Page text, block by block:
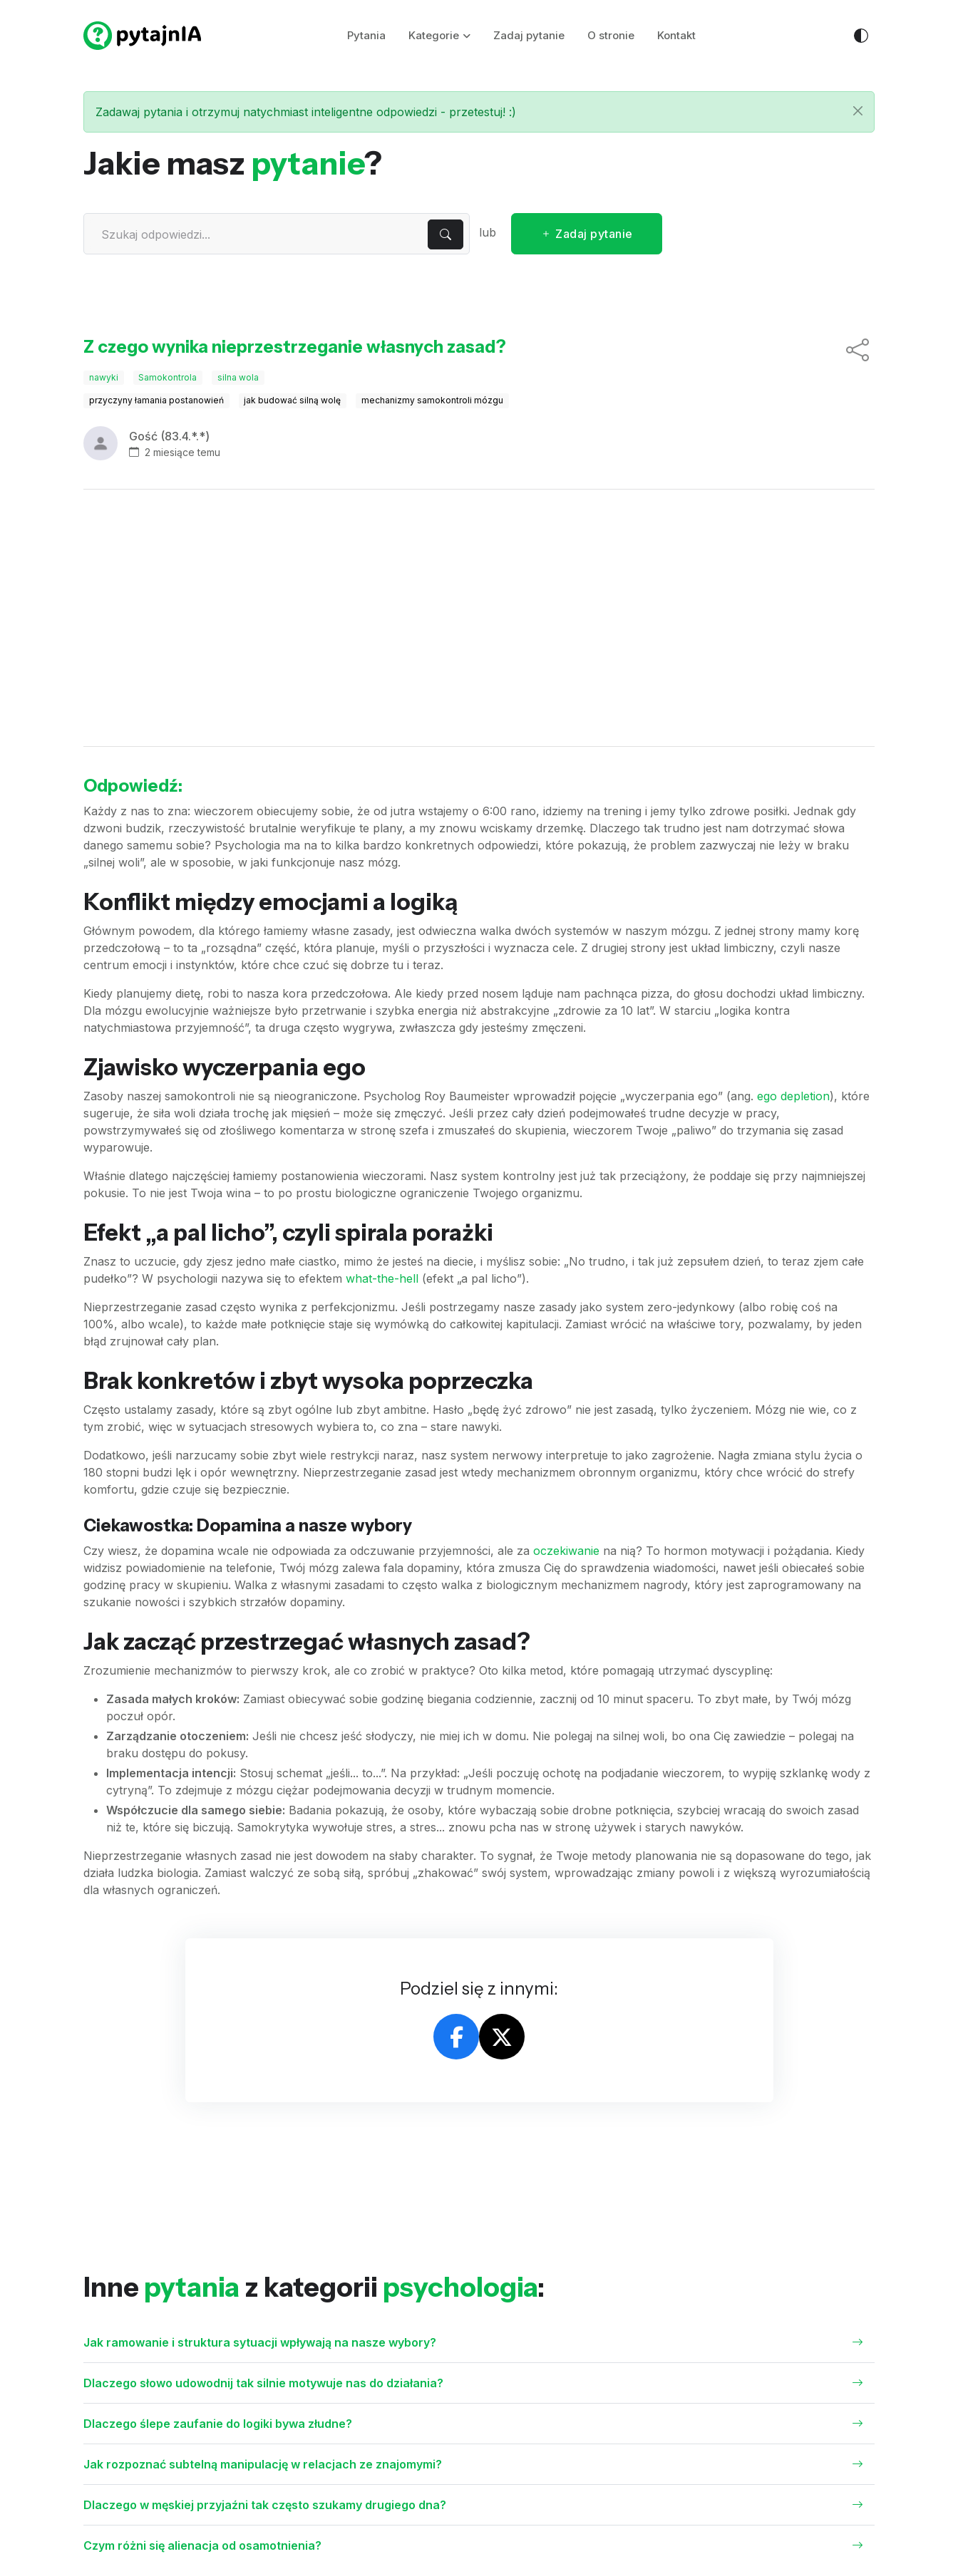
Pytania Kategorie Zadaj pytanie O stronie Kontakt
Zadawaj pytania i otrzymuj natychmiast inteligentne odpowiedzi - przetestuj! :)
Jakie masz pytanie?
lub Zadaj pytanie
Z czego wynika nieprzestrzeganie własnych zasad?
nawyki Samokontrola silna wola
przyczyny łamania postanowień jak budować silną wolę mechanizmy samokontroli mózgu
Gość (83.4.*.*)
2 miesiące temu
Odpowiedź:
Każdy z nas to zna: wieczorem obiecujemy sobie, że od jutra wstajemy o 6:00 rano, idziemy na trening i jemy tylko zdrowe posiłki. Jednak gdy
dzwoni budzik, rzeczywistość brutalnie weryfikuje te plany, a my znowu wciskamy drzemkę. Dlaczego tak trudno jest nam dotrzymać słowa
danego samemu sobie? Psychologia ma na to kilka bardzo konkretnych odpowiedzi, które pokazują, że problem zazwyczaj nie leży w braku
„silnej woli”, ale w sposobie, w jaki funkcjonuje nasz mózg.
Konflikt między emocjami a logiką
Głównym powodem, dla którego łamiemy własne zasady, jest odwieczna walka dwóch systemów w naszym mózgu. Z jednej strony mamy korę
przedczołową – to ta „rozsądna” część, która planuje, myśli o przyszłości i wyznacza cele. Z drugiej strony jest układ limbiczny, czyli nasze
centrum emocji i instynktów, które chce czuć się dobrze tu i teraz.
Kiedy planujemy dietę, robi to nasza kora przedczołowa. Ale kiedy przed nosem ląduje nam pachnąca pizza, do głosu dochodzi układ limbiczny.
Dla mózgu ewolucyjnie ważniejsze było przetrwanie i szybka energia niż abstrakcyjne „zdrowie za 10 lat”. W starciu „logika kontra
natychmiastowa przyjemność”, ta druga często wygrywa, zwłaszcza gdy jesteśmy zmęczeni.
Zjawisko wyczerpania ego
Zasoby naszej samokontroli nie są nieograniczone. Psycholog Roy Baumeister wprowadził pojęcie „wyczerpania ego” (ang. ego depletion), które
sugeruje, że siła woli działa trochę jak mięsień – może się zmęczyć. Jeśli przez cały dzień podejmowałeś trudne decyzje w pracy,
powstrzymywałeś się od złośliwego komentarza w stronę szefa i zmuszałeś do skupienia, wieczorem Twoje „paliwo” do trzymania się zasad
wyparowuje.
Właśnie dlatego najczęściej łamiemy postanowienia wieczorami. Nasz system kontrolny jest już tak przeciążony, że poddaje się przy najmniejszej
pokusie. To nie jest Twoja wina – to po prostu biologiczne ograniczenie Twojego organizmu.
Efekt „a pal licho”, czyli spirala porażki
Znasz to uczucie, gdy zjesz jedno małe ciastko, mimo że jesteś na diecie, i myślisz sobie: „No trudno, i tak już zepsułem dzień, to teraz zjem całe
pudełko”? W psychologii nazywa się to efektem what-the-hell (efekt „a pal licho”).
Nieprzestrzeganie zasad często wynika z perfekcjonizmu. Jeśli postrzegamy nasze zasady jako system zero-jedynkowy (albo robię coś na
100%, albo wcale), to każde małe potknięcie staje się wymówką do całkowitej kapitulacji. Zamiast wrócić na właściwe tory, pozwalamy, by jeden
błąd zrujnował cały plan.
Brak konkretów i zbyt wysoka poprzeczka
Często ustalamy zasady, które są zbyt ogólne lub zbyt ambitne. Hasło „będę żyć zdrowo” nie jest zasadą, tylko życzeniem. Mózg nie wie, co z
tym zrobić, więc w sytuacjach stresowych wybiera to, co zna – stare nawyki.
Dodatkowo, jeśli narzucamy sobie zbyt wiele restrykcji naraz, nasz system nerwowy interpretuje to jako zagrożenie. Nagła zmiana stylu życia o
180 stopni budzi lęk i opór wewnętrzny. Nieprzestrzeganie zasad jest wtedy mechanizmem obronnym organizmu, który chce wrócić do strefy
komfortu, gdzie czuje się bezpiecznie.
Ciekawostka: Dopamina a nasze wybory
Czy wiesz, że dopamina wcale nie odpowiada za odczuwanie przyjemności, ale za oczekiwanie na nią? To hormon motywacji i pożądania. Kiedy
widzisz powiadomienie na telefonie, Twój mózg zalewa fala dopaminy, która zmusza Cię do sprawdzenia wiadomości, nawet jeśli obiecałeś sobie
godzinę pracy w skupieniu. Walka z własnymi zasadami to często walka z biologicznym mechanizmem nagrody, który jest zaprogramowany na
szukanie nowości i szybkich strzałów dopaminy.
Jak zacząć przestrzegać własnych zasad?
Zrozumienie mechanizmów to pierwszy krok, ale co zrobić w praktyce? Oto kilka metod, które pomagają utrzymać dyscyplinę:
Zasada małych kroków: Zamiast obiecywać sobie godzinę biegania codziennie, zacznij od 10 minut spaceru. To zbyt małe, by Twój mózg
poczuł opór.
Zarządzanie otoczeniem: Jeśli nie chcesz jeść słodyczy, nie miej ich w domu. Nie polegaj na silnej woli, bo ona Cię zawiedzie – polegaj na
braku dostępu do pokusy.
Implementacja intencji: Stosuj schemat „jeśli... to...”. Na przykład: „Jeśli poczuję ochotę na podjadanie wieczorem, to wypiję szklankę wody z
cytryną”. To zdejmuje z mózgu ciężar podejmowania decyzji w trudnym momencie.
Współczucie dla samego siebie: Badania pokazują, że osoby, które wybaczają sobie drobne potknięcia, szybciej wracają do swoich zasad
niż te, które się biczują. Samokrytyka wywołuje stres, a stres... znowu pcha nas w stronę używek i starych nawyków.
Nieprzestrzeganie własnych zasad nie jest dowodem na słaby charakter. To sygnał, że Twoje metody planowania nie są dopasowane do tego, jak
działa ludzka biologia. Zamiast walczyć ze sobą siłą, spróbuj „zhakować” swój system, wprowadzając zmiany powoli i z większą wyrozumiałością
dla własnych ograniczeń.
Podziel się z innymi:
Inne pytania z kategorii psychologia:
Jak ramowanie i struktura sytuacji wpływają na nasze wybory?
Dlaczego słowo udowodnij tak silnie motywuje nas do działania?
Dlaczego ślepe zaufanie do logiki bywa złudne?
Jak rozpoznać subtelną manipulację w relacjach ze znajomymi?
Dlaczego w męskiej przyjaźni tak często szukamy drugiego dna?
Czym różni się alienacja od osamotnienia?